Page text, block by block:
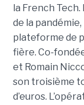
la French
de la
plateforme de
fière. Co-
et Romain
son troisième
d’euros.